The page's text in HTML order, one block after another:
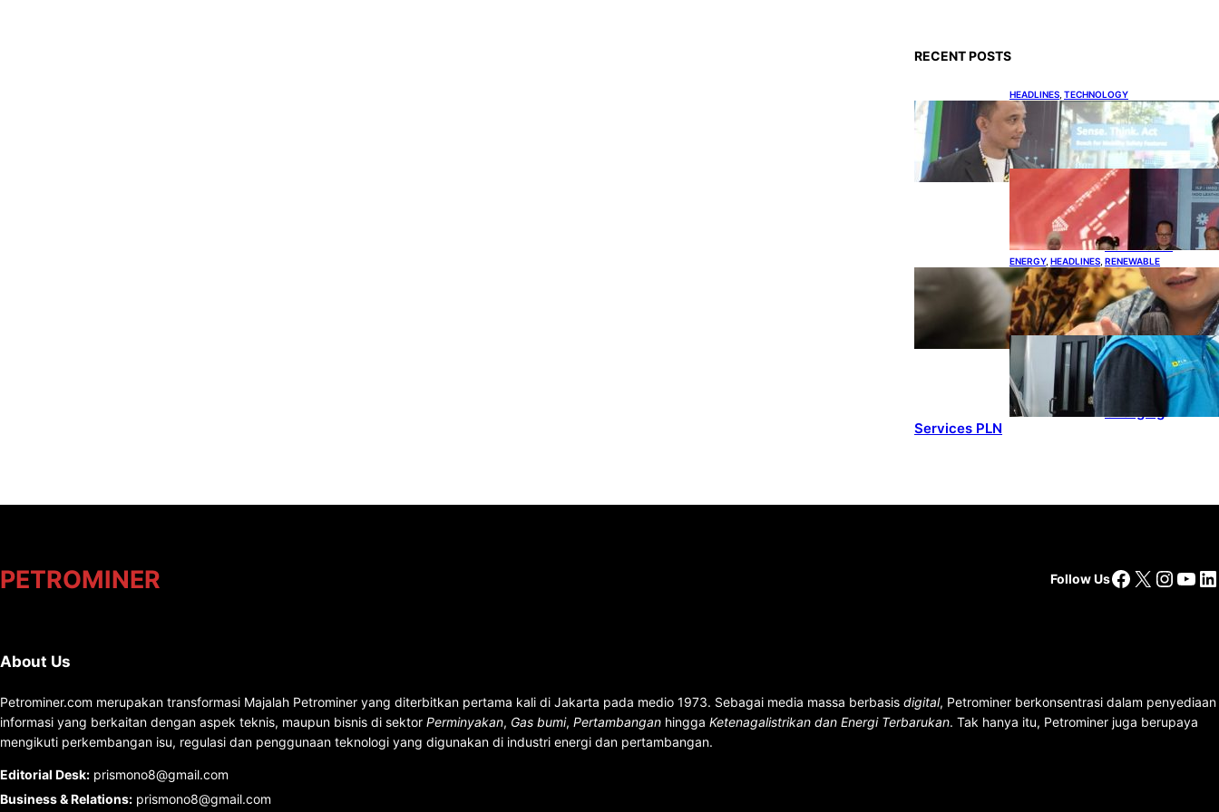
RECENT POSTS
HEADLINES TECHNOLOGY
Teknologi Keselamatan,
Penentu Baru Persaingan
Industri Otomotif
DOWNSTREAM
HEADLINES
Terbuka,
Peluang Usaha
bagi IKM Alas
Kaki Lokal
ENERGY, HEADLINES RENEWABLE
IESR: Kepemimpinan Terpadu
jadi Kunci Percepatan PLTS 100
GW
ENERGY , HEADLINES
,
POWER
Ada 21.865
Pelanggan Baru
Gunakan Home
Services PLN
PETROMINER Follow UsFacebook
X
About Us
Petrominer.com merupakan transformasi Majalah Petrominer yang diterbitkan pertama kali di Jakarta pada medio 1973. Sebagai media massa berbasis digital, Petrominer berkonsentrasi dalam penyediaan
informasi yang berkaitan dengan aspek teknis, maupun bisnis di sektor Perminyakan, Gas bumi, Pertambangan hingga Ketenagalistrikan dan Energi Terbarukan. Tak hanya itu, Petrominer juga berupaya
mengikuti perkembangan isu, regulasi dan penggunaan teknologi yang digunakan di industri energi dan pertambangan.
Editorial Desk: prismono8@gmail.com
Business & Relations: prismono8@gmail.com